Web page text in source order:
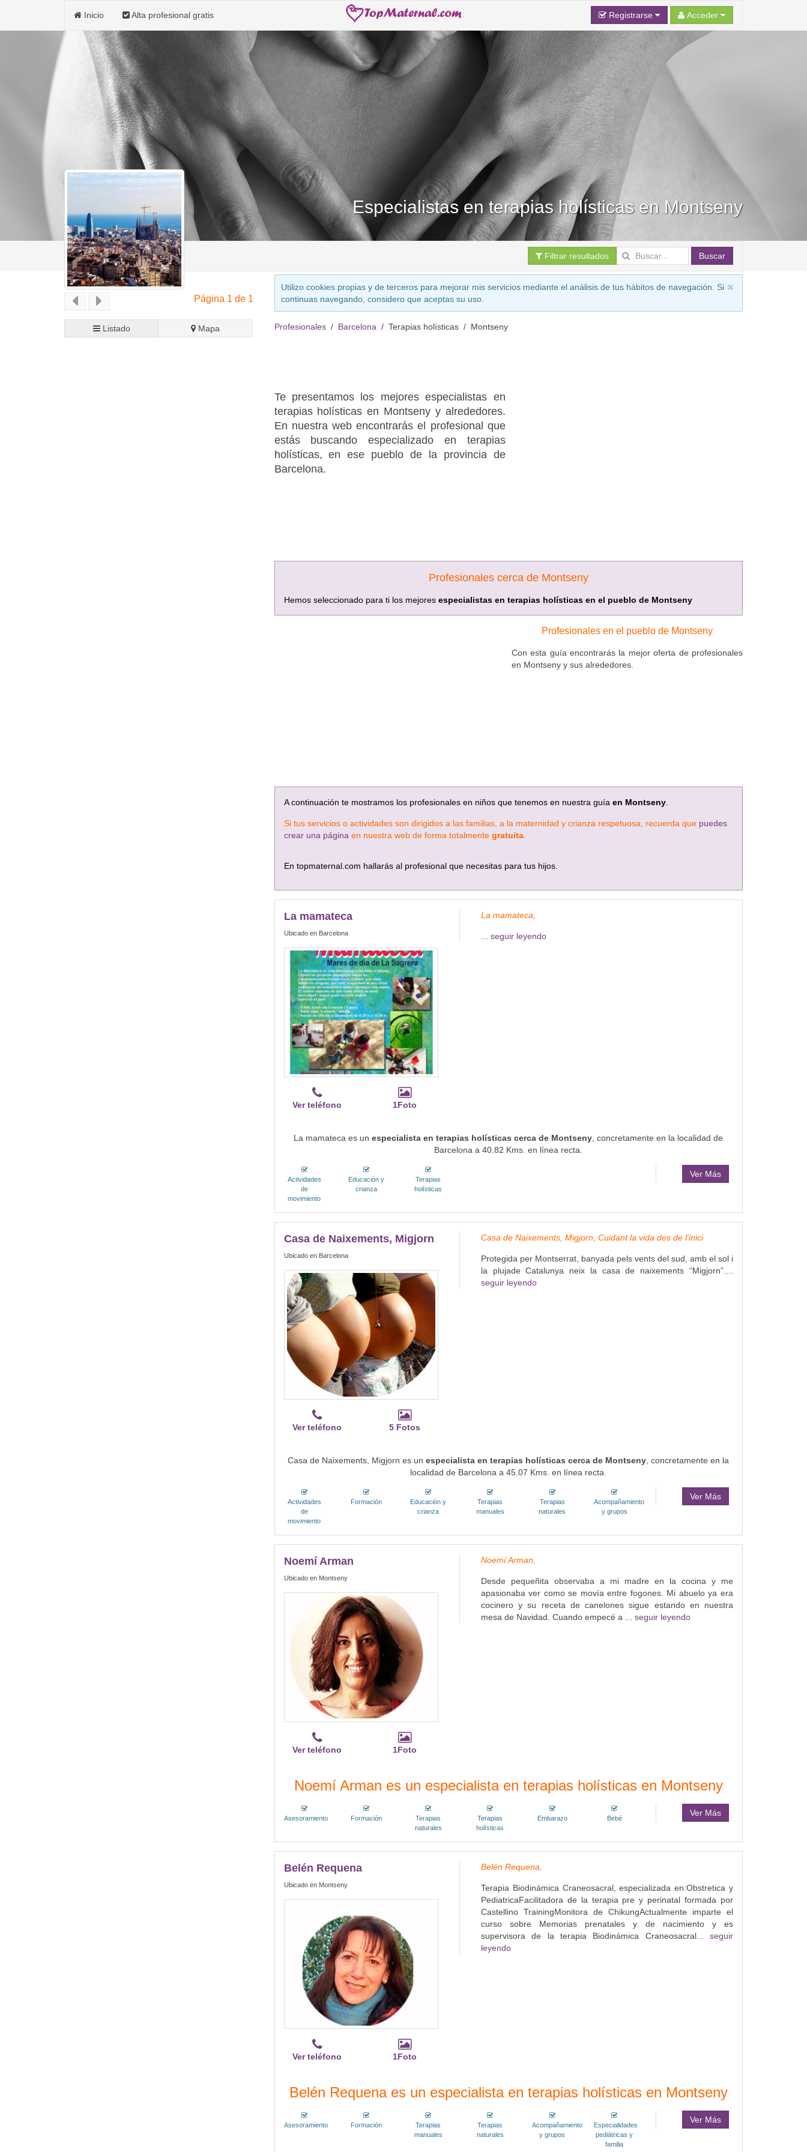
Inicio Alta profesional gratis Registrarse Acceder
Especialistas en terapias holísticas en Montseny
Filtrar resultados Buscar
Página 1 de 1
Listado Mapa
Utilizo cookies propias y de terceros para mejorar mis servicios mediante el análisis de tus hábitos de navegación. Si
continuas navegando, considero que aceptas su uso.
Profesionales Barcelona Terapias holísticas Montseny
Te presentamos los mejores especialistas en
terapias holísticas en Montseny y alrededores.
En nuestra web encontrarás el profesional que
estás buscando especializado en terapias
holísticas, en ese pueblo de la provincia de
Barcelona.
Profesionales cerca de Montseny
Hemos seleccionado para ti los mejores especialistas en terapias holísticas en el pueblo de Montseny
Profesionales en el pueblo de Montseny
Con esta guía encontrarás la mejor oferta de profesionales
en Montseny y sus alrededores.
A continuación te mostramos los profesionales en niños que tenemos en nuestra guía en Montseny.
Si tus servicios o actividades son dirigidos a las familias, a la maternidad y crianza respetuosa, recuerda que puedes
crear una página en nuestra web de forma totalmente gratuita.
En topmaternal.com hallarás al profesional que necesitas para tus hijos.
La mamateca
Ubicado en Barcelona
Ver teléfono 1Foto
La mamateca,
seguir leyendo
La mamateca es unespecialista en terapias holísticas cerca de Montseny , concretamente en la localidad de
Barcelona a 40.82 Kms. en línea recta.
Actividades
de
movimiento
Educación y
crianza
Terapias
holísticas
Ver Más
Casa de Naixements, Migjorn
Ubicado en Barcelona
Ver teléfono 5 Fotos
Casa de Naixements, Migjorn, Cuidant la vida des de l'inici
Protegida per Montserrat, banyada pels vents del sud, amb el sol i
la plujade Catalunya neix la casa de naixements “Migjorn”....
seguir leyendo
Casa de Naixements, Migjorn es unespecialista en terapias holísticas cerca de Montseny , concretamente en la
localidad de Barcelona a 45.07 Kms. en línea recta.
Actividades
de
movimiento
Formación
Educación y
crianza
Terapias
manuales
Terapias
naturales
Acompañamiento
y grupos
Ver Más
Noemí Arman
Ubicado en Montseny
Ver teléfono 1Foto
Noemí Arman,
Desde pequeñita observaba a mi madre en la cocina y me
apasionaba ver como se movía entre fogones. Mi abuelo ya era
cocinero y su receta de canelones sigue estando en nuestra
mesa de Navidad. Cuando empecé a ... seguir leyendo
Noemí Arman es un especialista en terapias holísticas en Montseny
Asesoramiento Formación
Terapias
naturales
Terapias
holísticas
Embarazo Bebé
Ver Más
Belén Requena
Ubicado en Montseny
Ver teléfono 1Foto
Belén Requena,
Terapia Biodinámica Craneosacral, especializada en:Obstretica y
PediatricaFacilitadora de la terapia pre y perinatal formada por
Castellino TrainingMonitora de ChikungActualmente imparte el
curso sobre Memorias prenatales y de nacimiento y es
supervisora de la terapia Biodinámica Craneosacral... seguir
leyendo
Belén Requena es un especialista en terapias holísticas en Montseny
Asesoramiento Formación
Terapias
manuales
Terapias
naturales
Acompañamiento
y grupos
Especialidades
pediátricas y
familia
Ver Más